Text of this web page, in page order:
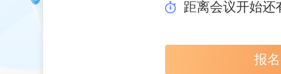
距离会议开始还
报